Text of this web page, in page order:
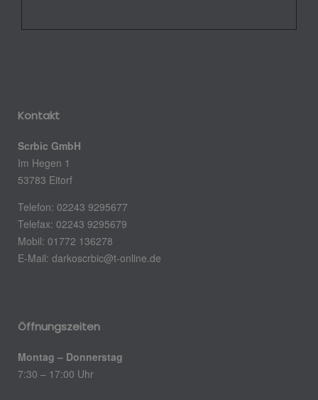
Kontakt
Scrbic GmbH
Im Hegen 1
53783 Eitorf
Telefon: 02243 9295677
Telefax: 02243 9295679
Mobil: 01772 136278
E-Mail: darkoscrbic@t-online.de
Öffnungszeiten
Montag – Donnerstag
7:30 – 17:00 Uhr